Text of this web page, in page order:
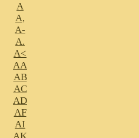
A
A,
A-
A.
A<
AA
AB
AC
AD
AF
AI